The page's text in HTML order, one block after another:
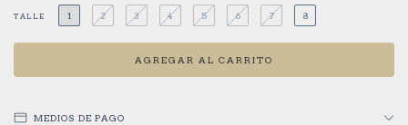
TALLE 1 2 3 4 5 6 7 8
MEDIOS DE PAGO